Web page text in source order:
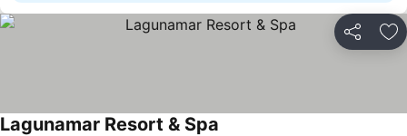
Compartir
Lagunamar Resort & Spa